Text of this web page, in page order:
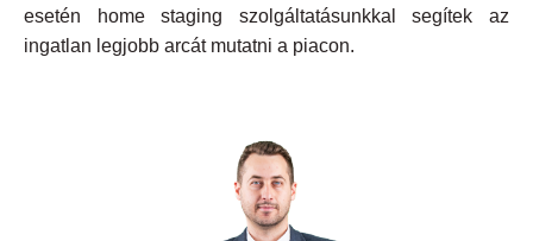
esetén home staging szolgáltatásunkkal segítek az
ingatlan legjobb arcát mutatni a piacon.